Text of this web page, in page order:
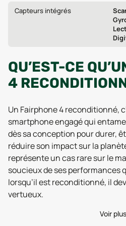
Capteurs intégrés
QU’EST-CE
4
Un Fairphone 4 reconditionné,
smartphone engagé qui
dès sa conception pour durer,
réduire son impact sur la
représente un cas rare sur le
soucieux de ses performances
lorsqu’il est reconditionné, il
vertueux.
Contrairement à un téléphone
Voir plus